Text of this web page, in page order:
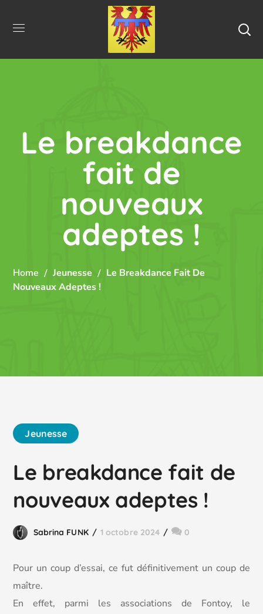
Le breakdance
fait de
nouveaux
adeptes !
Home Jeunesse
Le Breakdance Fait De
Nouveaux Adeptes !
Jeunesse
Le breakdance fait de
nouveaux adeptes !
Sabrina FUNK 1 octobre 2024 0
Pour un coup d’essai, ce fut définitivement un coup de
maître.
En effet, parmi les associations de Fontoy, le